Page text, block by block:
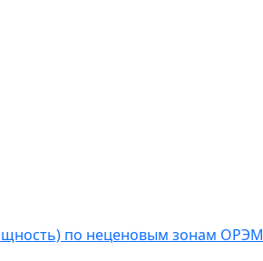
по неценовым зонам ОРЭМ